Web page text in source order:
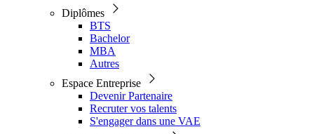
Diplômes
BTS
Bachelor
MBA
Autres
Espace Entreprise
Devenir Partenaire
Recruter vos talents
S'engager dans une VAE